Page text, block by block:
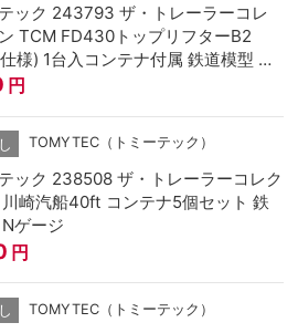
ック 243793 ザ・トレーラーコレ
TCM FD430トップリフターB2
様) 1台入コンテナ付属 鉄道模型 N
円
TOMYTEC（トミーテック）
ック 238508 ザ・トレーラーコレク
崎汽船40ft コンテナ5個セット 鉄
ゲージ
円
TOMYTEC（トミーテック）